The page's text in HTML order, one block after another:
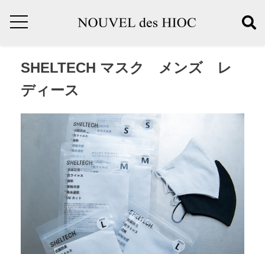
SHELTECH マスク メンズ レ
ディース